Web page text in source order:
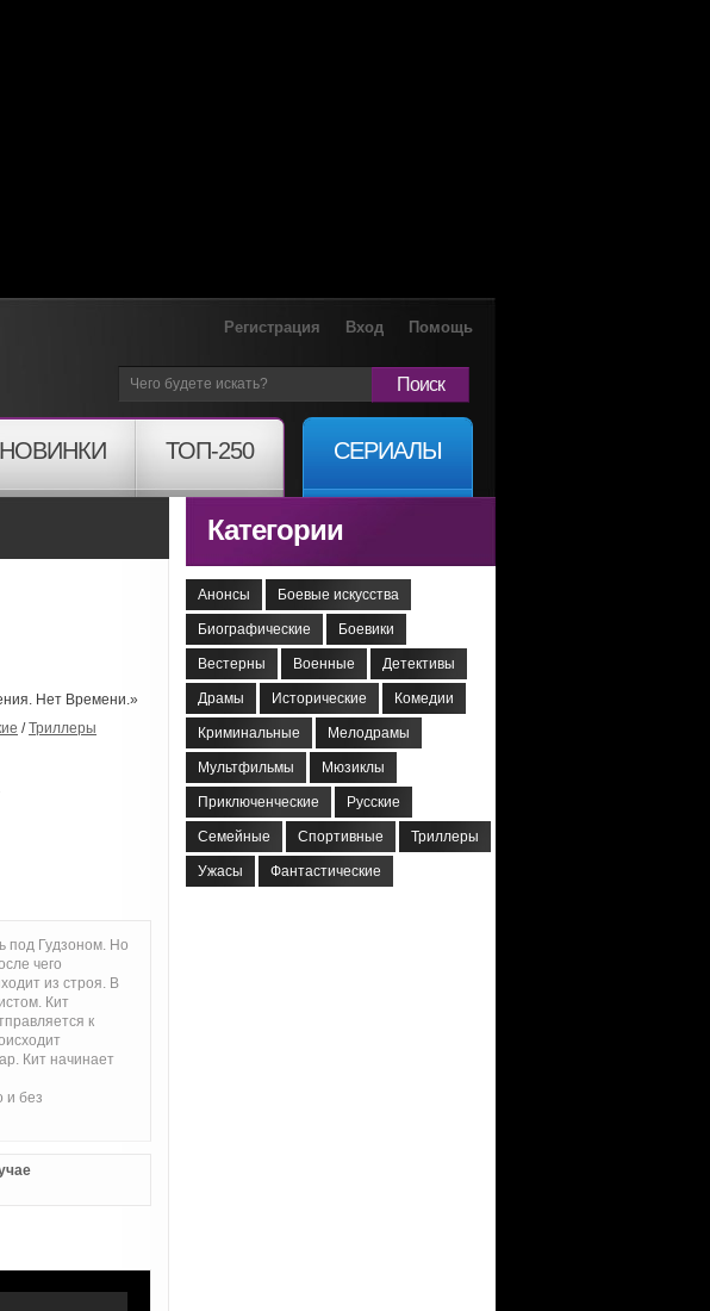
Регистрация Вход Помощь
Поиск
НОВИНКИ ТОП-250 СЕРИАЛЫ
Нет Времени.»
/Триллеры
под Гудзоном. Но
чего
из строя. В
Кит
к
Кит начинает
и без
Категории
Анонсы Боевые искусства
Биографические Боевики
Вестерны Военные Детективы
Драмы Исторические Комедии
Криминальные Мелодрамы
Мультфильмы Мюзиклы
Приключенческие Русские
Семейные Спортивные Триллеры
Ужасы Фантастические